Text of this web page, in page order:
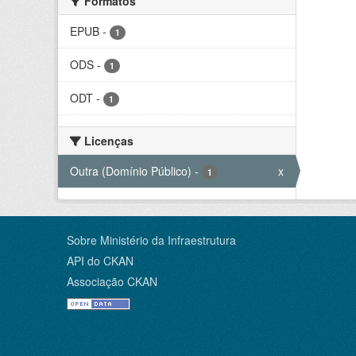
EPUB - 1
ODS - 1
ODT - 1
Licenças
Outra (Domínio Público) - 1 x
Sobre Ministério da Infraestrutura
API do CKAN
Associação CKAN